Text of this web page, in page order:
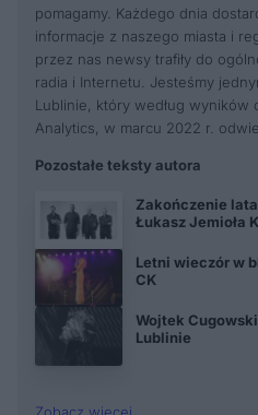
pomagamy. Każdego dnia
informacje z naszego miasta i
przez nas newsy trafiły do
radia i Internetu. Jesteśmy
Lublinie, który według wyników
Analytics, w marcu 2022 r.
Pozostałe teksty autora
Zakończenie
Łukasz Jemioła
Letni wieczór w
CK
Wojtek
Lublinie
Zobacz więcej